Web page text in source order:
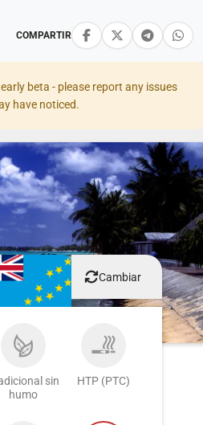
COMPARTIR
beta - please report any issues
have noticed.
Cambiar
sin
humo
HTP (PTC)